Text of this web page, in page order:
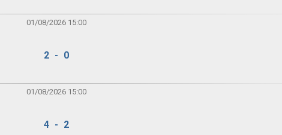
01/08/2026 15:00
2 - 0
01/08/2026 15:00
4 - 2